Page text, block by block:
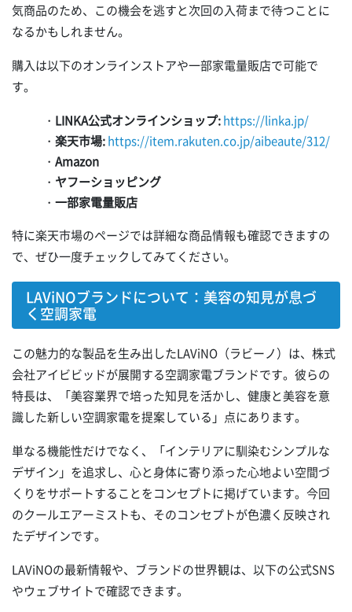
気商品のため、この機会を逃すと次回の入荷まで待つことに
なるかもしれません。
購入は以下のオンラインストアや一部家電量販店で可能で
す。
・ LINKA公式オンラインショップ:https://linka.jp/
・ 楽天市場:https://item.rakuten.co.jp/aibeaute/312/
・ Amazon
・ ヤフーショッピング
・ 一部家電量販店
特に楽天市場のページでは詳細な商品情報も確認できますの
で、ぜひ一度チェックしてみてください。
LAViNOブランドについて：美容の知見が息づ
く空調家電
この魅力的な製品を生み出したLAViNO（ラビーノ）は、株式
会社アイビビッドが展開する空調家電ブランドです。彼らの
特長は、「美容業界で培った知見を活かし、健康と美容を意
識した新しい空調家電を提案している」点にあります。
単なる機能性だけでなく、「インテリアに馴染むシンプルな
デザイン」を追求し、心と身体に寄り添った心地よい空間づ
くりをサポートすることをコンセプトに掲げています。今回
のクールエアーミストも、そのコンセプトが色濃く反映され
たデザインです。
LAViNOの最新情報や、ブランドの世界観は、以下の公式SNS
やウェブサイトで確認できます。